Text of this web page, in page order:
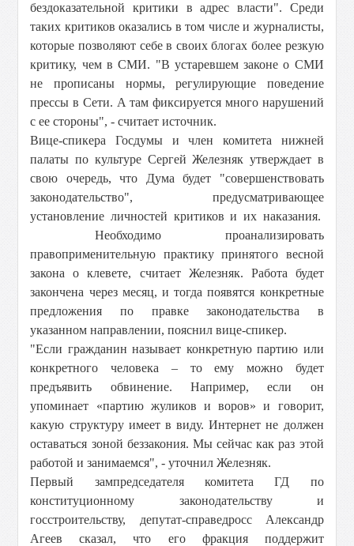
бездоказательной критики в адрес власти". Среди
таких критиков оказались в том числе и журналисты,
которые позволяют себе в своих блогах более резкую
критику, чем в СМИ. "В устаревшем законе о СМИ
не прописаны нормы, регулирующие поведение
прессы в Сети. А там фиксируется много нарушений
с ее стороны", - считает источник.
Вице-спикера Госдумы и член комитета нижней
палаты по культуре Сергей Железняк утверждает в
свою очередь, что Дума будет "совершенствовать
законодательство", предусматривающее
установление личностей критиков и их наказания.
Необходимо проанализировать
правоприменительную практику принятого весной
закона о клевете, считает Железняк. Работа будет
закончена через месяц, и тогда появятся конкретные
предложения по правке законодательства в
указанном направлении, пояснил вице-спикер.
"Если гражданин называет конкретную партию или
конкретного человека – то ему можно будет
предъявить обвинение. Например, если он
упоминает «партию жуликов и воров» и говорит,
какую структуру имеет в виду. Интернет не должен
оставаться зоной беззакония. Мы сейчас как раз этой
работой и занимаемся", - уточнил Железняк.
Первый зампредседателя комитета ГД по
конституционному законодательству и
госстроительству, депутат-справедросс Александр
Агеев сказал, что его фракция поддержит